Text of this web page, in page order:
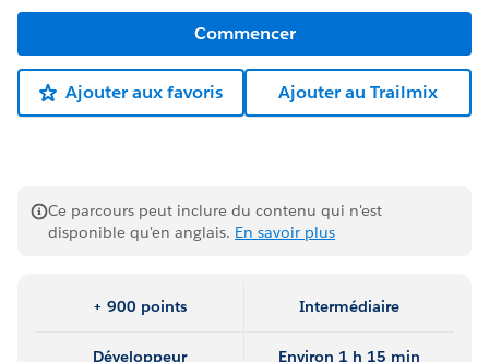
Commencer
Ajouter aux favoris Ajouter au Trailmix
Ce parcours peut inclure du contenu qui n'est
disponible qu'en anglais. En savoir plus
+ 900 points Intermédiaire
Développeur Environ 1 h 15 min